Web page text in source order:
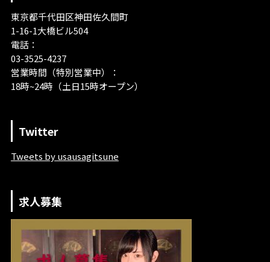
東京都千代田区神田佐久間町
1-16-1大橋ビル504
電話：
03-3525-4237
営業時間（特別営業中）：
18時~24時（土日15時オープン）
Twitter
Tweets by usausagitsune
求人募集